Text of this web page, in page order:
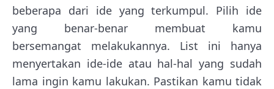
beberapa dari ide yang terkumpul. Pilih ide
yang benar-benar membuat kamu
bersemangat melakukannya. List ini hanya
menyertakan ide-ide atau hal-hal yang sudah
lama ingin kamu lakukan. Pastikan kamu tidak